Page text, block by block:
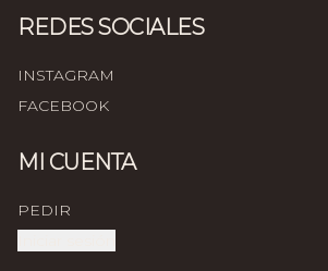
REDES SOCIALES
INSTAGRAM
FACEBOOK
MI CUENTA
PEDIR